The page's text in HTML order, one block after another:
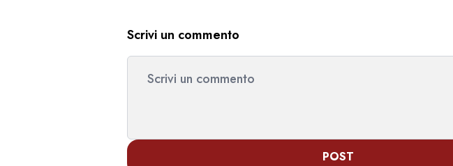
Scrivi un commento
POST